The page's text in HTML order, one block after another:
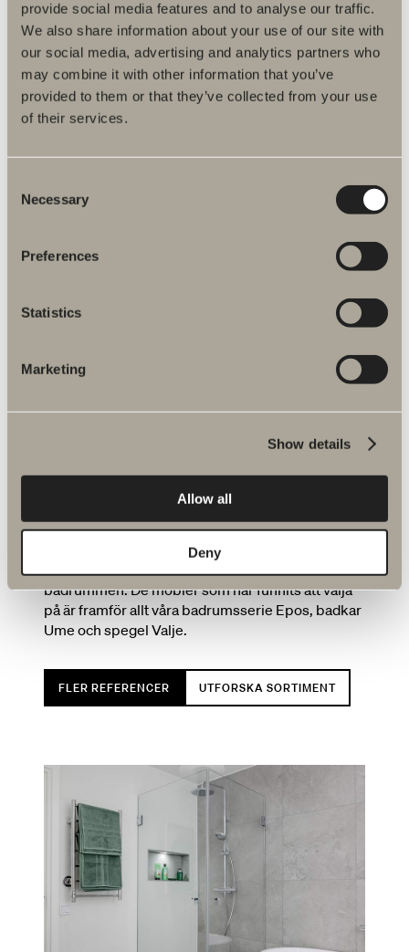
provide social media features and to analyse our traffic.
We also share information about your use of our site with
our social media, advertising and analytics partners who
may combine it with other information that you’ve
provided to them or that they’ve collected from your use
of their services.
Selection
Necessary
Preferences
Statistics
Marketing
Show details
Allow all
Deny
Fokus på kvalité
Tack vare omsorgsfullt valda material och montering
genomförd av experter redan i fabrik kan vi erbjuda våra
kunder upp till 20 års garanti.
Vi tillverkar och färdigmonterar alla badrumsmöbler i
fabriken för att skapa ett så enkelt och smidigt inköp som
Stolta leverantörer till projektet
Vi på Svedbergs är stolta leverantörer till
projektet Skogshöjden i samarbete med BRF
Skogshöjden. Vi har levererat möbler till de 106
badrummen. De möbler som har funnits att välja
på är framför allt våra badrumsserie Epos, badkar
Ume och spegel Valje.
FLER REFERENCER UTFORSKA SORTIMENT